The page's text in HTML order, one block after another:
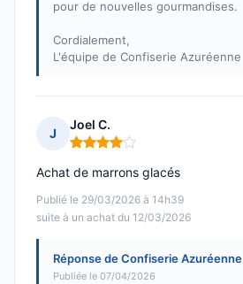
pour de nouvelles gourmandises.
Cordialement,
L'équipe de Confiserie Azuréenne
J
Joel C.
Note : 4 sur 5
Publié le 29/03/2026 à 14h39
suite à un achat du 12/03/2026
Achat de marrons glacés
Réponse de Confiserie Azuréenne
Publiée le 07/04/2026